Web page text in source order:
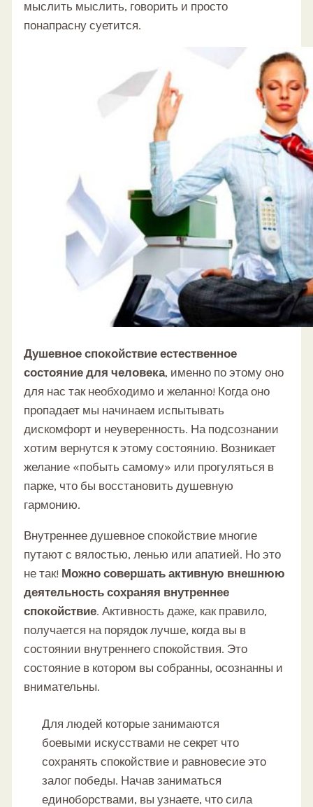
мыслить мыслить, говорить и просто
понапрасну суетится.
Душевное спокойствие естественное
состояние для человека, именно по этому оно
для нас так необходимо и желанно! Когда оно
пропадает мы начинаем испытывать
дискомфорт и неуверенность. На подсознании
хотим вернутся к этому состоянию. Возникает
желание «побыть самому» или прогуляться в
парке, что бы восстановить душевную
гармонию.
Внутреннее душевное спокойствие многие
путают с вялостью, ленью или апатией. Но это
не так! Можно совершать активную внешнюю
деятельность сохраняя внутреннее
спокойствие. Активность даже, как правило,
получается на порядок лучше, когда вы в
состоянии внутреннего спокойствия. Это
состояние в котором вы собранны, осознанны и
внимательны.
Для людей которые занимаются
боевыми искусствами не секрет что
сохранять спокойствие и равновесие это
залог победы. Начав заниматься
единоборствами, вы узнаете, что сила